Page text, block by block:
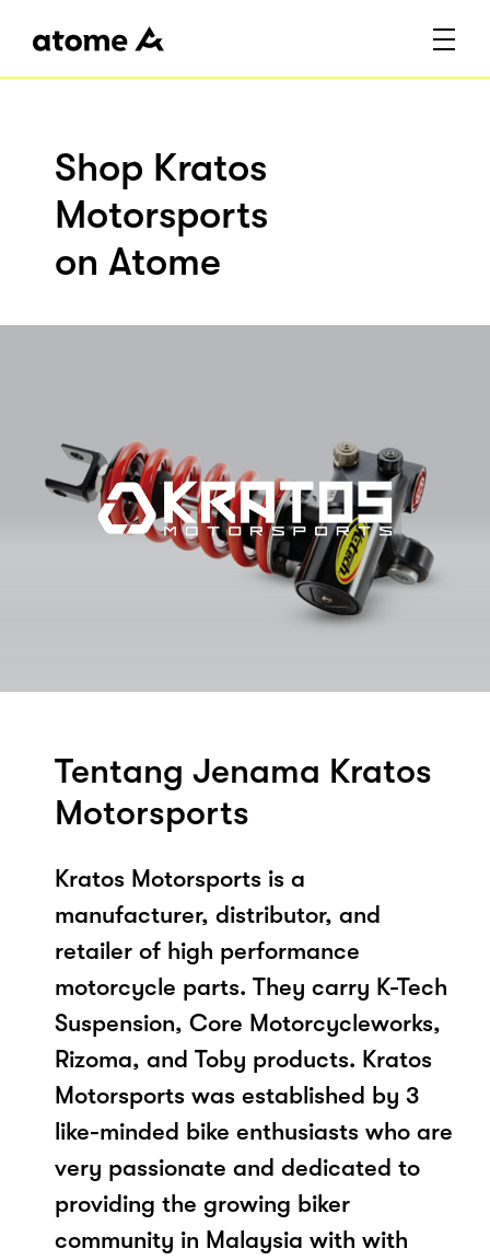
Shop Kratos
Motorsports
on Atome
Tentang Jenama Kratos
Motorsports
Kratos Motorsports is a
manufacturer, distributor, and
retailer of high performance
motorcycle parts. They carry K-Tech
Suspension, Core Motorcycleworks,
Rizoma, and Toby products. Kratos
Motorsports was established by 3
like-minded bike enthusiasts who are
very passionate and dedicated to
providing the growing biker
community in Malaysia with with